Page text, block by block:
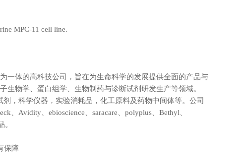
MPC-11 cell line.
一体的高科技公司，旨在为生命科学的发展提供全面的产品与
生物学、蛋白组学、生物制药与诊断试剂研发生产等领域。
，科学仪器，实验消耗品，化工原料及药物中间体等。公司
、 Avidity 、ebioscience、saracare、polyplus、Bethyl、
保障